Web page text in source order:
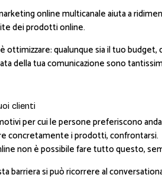
online multicanale aiuta a
dei prodotti online.
è ottimizzare: qualunque sia il tuo
della tua comunicazione sono
clienti
per cui le persone preferiscono
concretamente i prodotti, confrontarsi.
non è possibile fare tutto questo,
barriera si può ricorrere al